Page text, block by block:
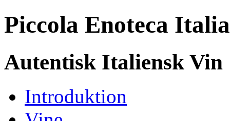
Piccola Enoteca I
Autentisk Italiensk Vin
Introduktion